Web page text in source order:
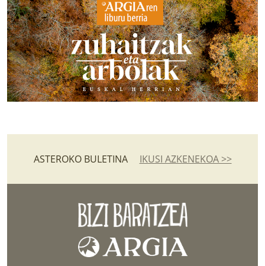
ASTEROKO BULETINA IKUSI AZKENEKOA >>